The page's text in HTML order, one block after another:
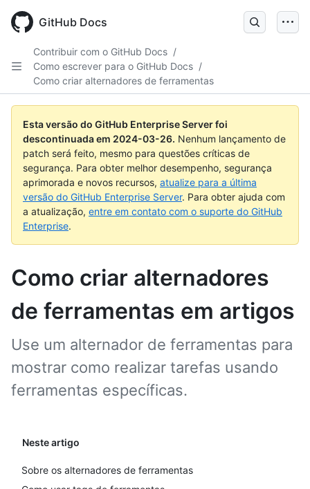
main
GitHub Docs
Contribuir com o GitHub Docs /
Como escrever para o GitHub Docs /
Como criar alternadores de ferramentas
Esta versão do GitHub Enterprise Server foi
descontinuada em 2024-03-26. Nenhum lançamento de
patch será feito, mesmo para questões críticas de
segurança. Para obter melhor desempenho, segurança
aprimorada e novos recursos, atualize para a última
versão do GitHub Enterprise Server. Para obter ajuda com
a atualização, entre em contato com o suporte do GitHub
Enterprise.
Como criar alternadores
de ferramentas em artigos
Use um alternador de ferramentas para
mostrar como realizar tarefas usando
ferramentas específicas.
Neste artigo
Sobre os alternadores de ferramentas